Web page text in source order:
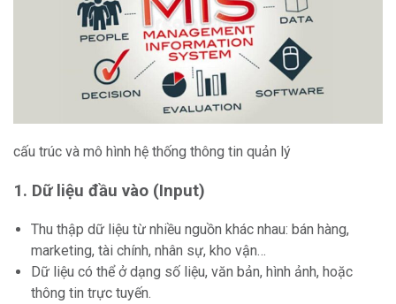
cấu trúc và mô hình hệ thống thông tin quản lý
1. Dữ liệu đầu vào (Input)
Thu thập dữ liệu từ nhiều nguồn khác nhau: bán hàng,
marketing, tài chính, nhân sự, kho vận…
Dữ liệu có thể ở dạng số liệu, văn bản, hình ảnh, hoặc
thông tin trực tuyến.